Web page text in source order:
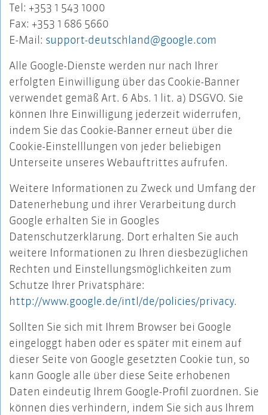
Tel: +353 1 543 1000
Fax: +353 1 686 5660
E-Mail: support-deutschland@google.com
Alle Google-Dienste werden nur nach Ihrer
erfolgten Einwilligung über das Cookie-Banner
verwendet gemäß Art. 6 Abs. 1 lit. a) DSGVO. Sie
können Ihre Einwilligung jederzeit widerrufen,
indem Sie das Cookie-Banner erneut über die
Cookie-Einstelllungen von jeder beliebigen
Unterseite unseres Webauftrittes aufrufen.
Weitere Informationen zu Zweck und Umfang der
Datenerhebung und ihrer Verarbeitung durch
Google erhalten Sie in Googles
Datenschutzerklärung. Dort erhalten Sie auch
weitere Informationen zu Ihren diesbezüglichen
Rechten und Einstellungsmöglichkeiten zum
Schutze Ihrer Privatsphäre:
http://www.google.de/intl/de/policies/privacy.
Sollten Sie sich mit Ihrem Browser bei Google
eingeloggt haben oder es später mit einem auf
dieser Seite von Google gesetzten Cookie tun, so
kann Google alle über diese Seite erhobenen
Daten eindeutig Ihrem Google-Profil zuordnen. Sie
können dies verhindern, indem Sie sich aus Ihrem